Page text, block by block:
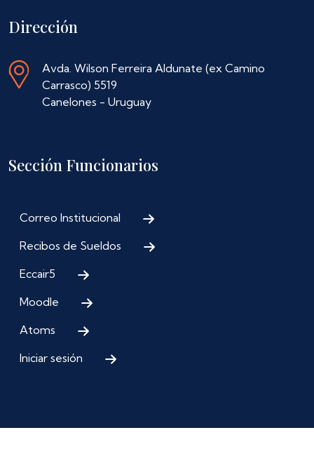
Dirección
Avda. Wilson Ferreira Aldunate (ex Camino
Carrasco) 5519
Canelones - Uruguay
Sección Funcionarios
Correo Institucional
Recibos de Sueldos
Eccair5
Moodle
Atoms
Iniciar sesión